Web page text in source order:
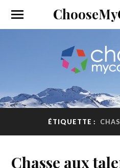
ÉTIQUETTE :
Chasse aux